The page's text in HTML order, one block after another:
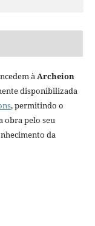
àArcheion
disponibilizada
, permitindo o
obra pelo seu
da